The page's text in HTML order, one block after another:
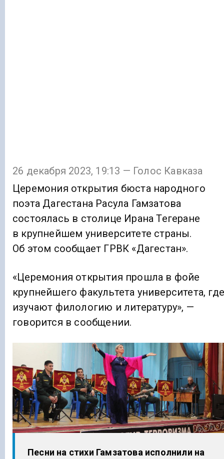
26 декабря 2023, 19:13 — Голос Кавказа
Церемония открытия бюста народного
поэта Дагестана Расула Гамзатова
состоялась в столице Ирана Тегеране
в крупнейшем университете страны.
Об этом сообщает ГРВК «Дагестан».
«Церемония открытия прошла в фойе
крупнейшего факультета университета, где
изучают филологию и литературу», —
говорится в сообщении.
Песни на стихи Гамзатова исполнили на